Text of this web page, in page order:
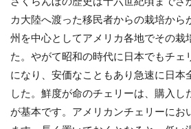
カ大陸へ渡った移民者からの栽培から
州を中心としてアメリカ各地でその栽
た。やがて昭和の時代に日本でもチェ
になり、安価なこともあり急速に日本
した。鮮度が命のチェリーは、購入し
が基本です。アメリカンチェリーにお